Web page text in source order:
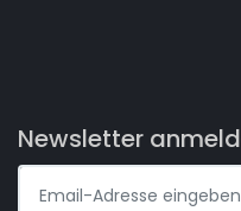
Newsletter